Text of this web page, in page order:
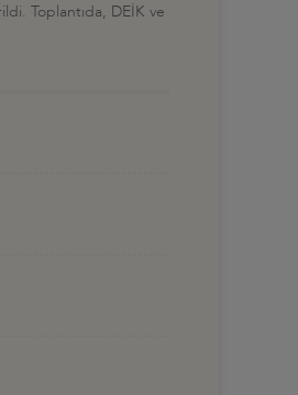
Toplantıda, DEİK ve